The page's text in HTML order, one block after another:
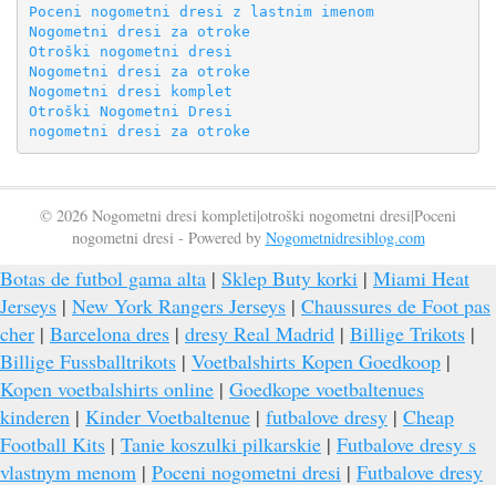
Poceni nogometni dresi z lastnim imenom
Nogometni dresi za otroke
Otroški nogometni dresi
Nogometni dresi za otroke
Nogometni dresi komplet
Otroški Nogometni Dresi
nogometni dresi za otroke
© 2026 Nogometni dresi kompleti|otroški nogometni dresi|Poceni
nogometni dresi - Powered by Nogometnidresiblog.com
Botas de futbol gama alta | Sklep Buty korki | Miami Heat
Jerseys | New York Rangers Jerseys | Chaussures de Foot pas
cher | Barcelona dres | dresy Real Madrid | Billige Trikots |
Billige Fussballtrikots | Voetbalshirts Kopen Goedkoop |
Kopen voetbalshirts online | Goedkope voetbaltenues
kinderen | Kinder Voetbaltenue | futbalove dresy | Cheap
Football Kits | Tanie koszulki pilkarskie | Futbalove dresy s
vlastnym menom | Poceni nogometni dresi | Futbalove dresy